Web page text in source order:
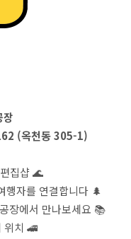
장
(옥천동 305-1)
집샵 🌊
행자를 연결합니다 🌲
장에서 만나보세요 📚
위치 🚄